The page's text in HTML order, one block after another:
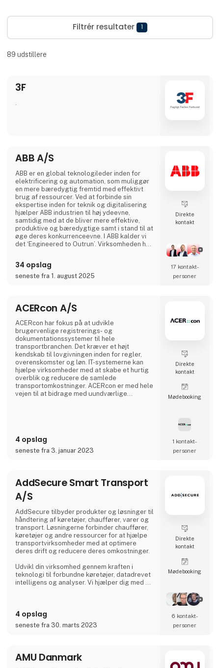
Filtrér resultater 1
89 udstillere
3F
.
ABB A/S
ABB er en global teknologileder inden for
elektrificering og automation, som muliggør
en mere bæredygtig fremtid med effektivt
brug af ressourcer. Ved at forbinde sin
ekspertise inden for teknik og digitalisering
hjælper ABB industrien til høj ydeevne,
samtidig med at de bliver mere effektive,
produktive og bæredygtige samt i stand til at
øge deres konkurrenceevne. I ABB kalder vi
det ‘Engineered to Outrun’. Virksomheden har
noteret på SIX Swiss Exchange (ABBN) og
Nasdaq Stockholm (ABB). www.abb.com
34 opslag
seneste fra 1. august 2025
Direkte
kontakt
17 kontakt­
personer
ACERcon A/S
ACERcon har fokus på at udvikle
brugervenlige registrerings- og
dokumentationssystemer til hele
transportbranchen. Det kræver et højt
kendskab til lovgivningen inden for regler,
overenskomster og løn. IT-systemerne kan
hjælpe virksomheder med at skabe et hurtig
overblik og reducere de samlede
transportomkostninger. ACERcon er med hele
vejen til at bidrage med uundværlige
4 opslag
seneste fra 3. januar 2023
Direkte
kontakt
Møde­booking
1 kontakt­
personer
AddSecure Smart Transport
A/S
AddSecure tilbyder produkter og løsninger til
håndtering af køretøjer, chauffører, varer og
transport. Løsningerne forbinder chauffører,
køretøjer og andre ressourcer for at hjælpe
transportvirksomheder med at optimere
deres drift og reducere deres omkostninger.
Udvikl din virksomhed gennem kraften i
teknologi til forbundne køretøjer, datadrevet
intelligens og analyser. Vi hjælper dig med at
global e-handel og miljøregler.
4 opslag
seneste fra 30. marts 2023
Direkte
kontakt
Møde­booking
6 kontakt­
personer
AMU Danmark